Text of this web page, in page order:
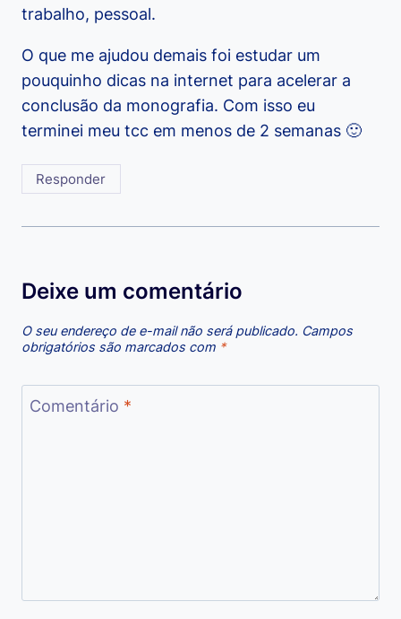
trabalho, pessoal.
O que me ajudou demais foi estudar um
pouquinho dicas na internet para acelerar a
conclusão da monografia. Com isso eu
terminei meu tcc em menos de 2 semanas 🙂
Responder
Deixe um comentário
O seu endereço de e-mail não será publicado. Campos
obrigatórios são marcados com *
Comentário *